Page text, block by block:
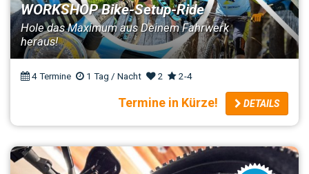
WORKSHOP Bike-Setup-Ride
Hole das Maximum aus Deinem Fahrwerk
heraus!
4 Termine 1 Tag / Nacht 2 2-4
DETAILS
Termine in Kürze!